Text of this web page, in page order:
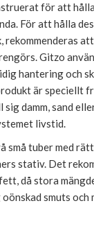
för att
För att hålla
rekommenderas
Gitzo
hantering och
är speciellt
damm, sand
livstid.
små tuber med
stativ. Det
då stora
smuts och